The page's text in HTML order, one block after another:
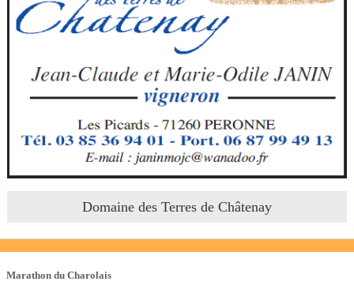
Domaine des Terres de Châtenay
Marathon du Charolais